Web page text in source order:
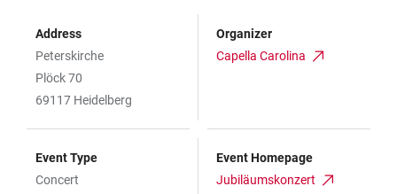
Address
Peterskirche
Plöck 70
69117 Heidelberg
Organizer
Capella Carolina
Event Type
Concert
Event Homepage
Jubiläumskonzert